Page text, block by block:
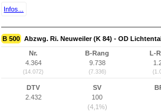
Infos...
B 500 Abzwg. Ri. Neuweiler (K 84) - OD
Nr.
4.364
(14.072)
B-Rang
9.738
(7.336)
L-
DTV
2.432
SV
100
(4,1%)